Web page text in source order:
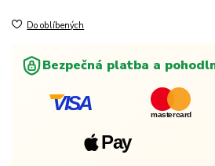
Do oblíbených
Bezpečná platba a
VISA mastercard
Pay